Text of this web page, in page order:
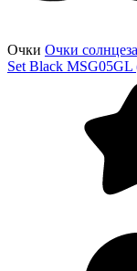
Очки Очки
Set Black MSG05GL